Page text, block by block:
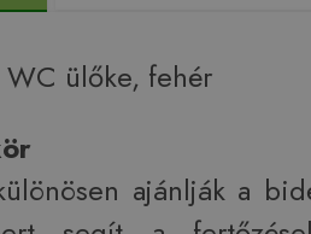
WC ülőke, fehér
ajánlják a